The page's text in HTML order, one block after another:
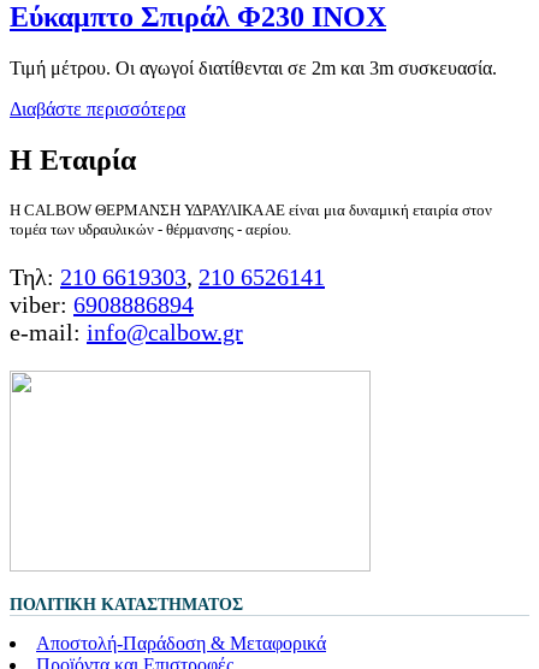
Εύκαμπτο Σπιράλ Φ230 ΙΝΟΧ
Τιμή μέτρου. Οι αγωγοί διατίθενται σε 2m και 3m συσκευασία.
Διαβάστε περισσότερα
Η Εταιρία
Η CALBOW ΘΕΡΜΑΝΣΗ ΥΔΡΑΥΛΙΚΑ ΑΕ είναι μια δυναμική εταιρία στον
τομέα των υδραυλικών - θέρμανσης - αερίου.
Τηλ: 210 6619303, 210 6526141
viber: 6908886894
e-mail: info@calbow.gr
ΠΟΛΙΤΙΚΉ ΚΑΤΑΣΤΉΜΑΤΟΣ
Αποστολή-Παράδοση & Μεταφορικά